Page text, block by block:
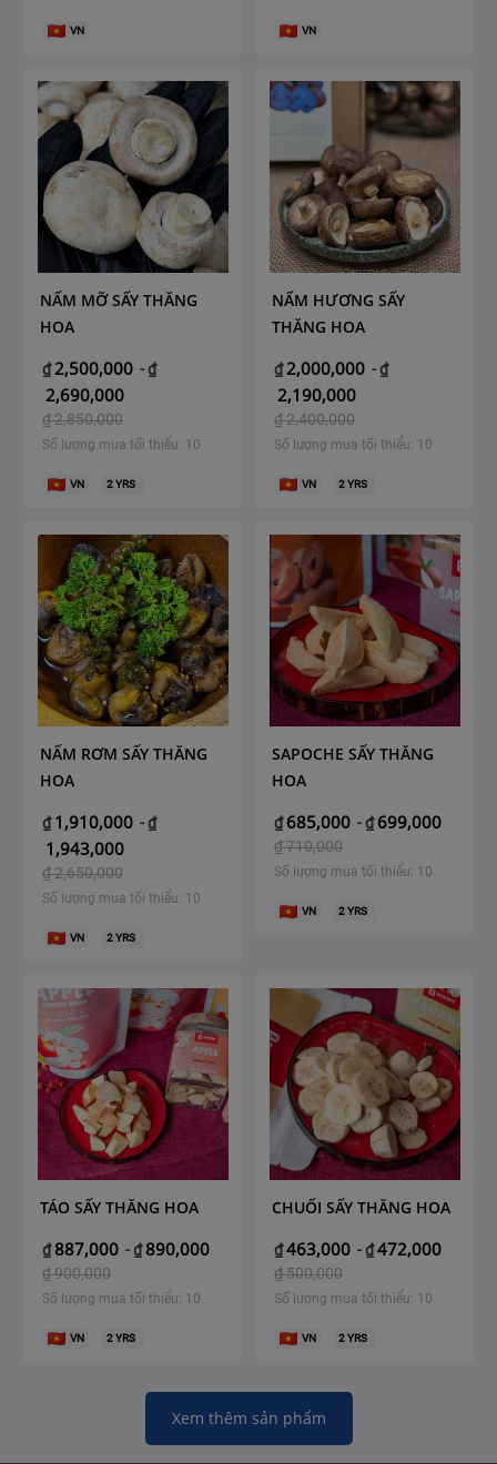
VN VN
NẤM MỠ SẤY THĂNG
HOA
₫ 2,500,000 -₫
2,690,000
₫2,850,000
Số lượng mua tối thiểu: 10
VN 2YRS
NẤM HƯƠNG SẤY
THĂNG HOA
₫ 2,000,000 -₫
2,190,000
₫2,400,000
Số lượng mua tối thiểu: 10
VN 2YRS
NẤM RƠM SẤY THĂNG
HOA
₫ 1,910,000 -₫
1,943,000
₫2,650,000
Số lượng mua tối thiểu: 10
VN 2YRS
SAPOCHE SẤY THĂNG
HOA
₫ 685,000 -₫ 699,000
₫710,000
Số lượng mua tối thiểu: 10
VN 2YRS
TÁO SẤY THĂNG HOA
₫ 887,000 -₫ 890,000
₫900,000
Số lượng mua tối thiểu: 10
VN 2YRS
CHUỐI SẤY THĂNG HOA
₫463,000 -₫472,000
₫500,000
Số lượng mua tối thiểu: 10
VN 2YRS
Xem thêm sản phẩm